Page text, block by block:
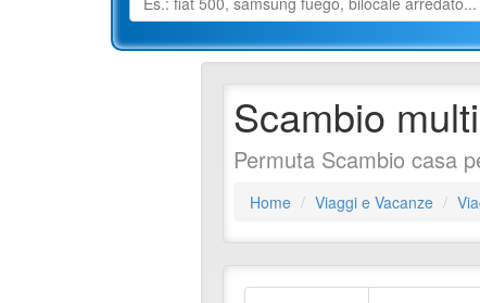
Scambio
Permuta Scambio casa
Home Viaggi e Vacanze